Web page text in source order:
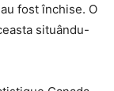
fost închise. O
situându-